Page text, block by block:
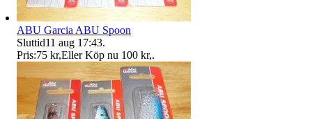
ABU Garcia ABU Spoon
Sluttid11 aug 17:43.
Pris:75 kr,Eller Köp nu 100 kr,.